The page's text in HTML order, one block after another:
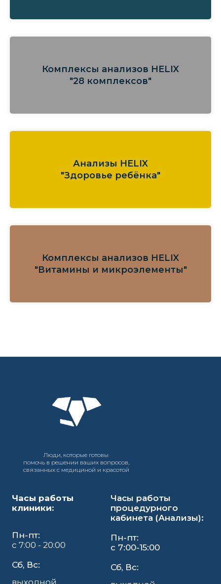
Комплексы анализов HELIX
"28 комплексов"
Анализы HELIX
"Здоровье ребёнка"
Комплексы анализов HELIX
"Витамины и микроэлементы"
Люди, которые готовы
помочь в решении ваших вопросов,
связанных с медициной и красотой
Часы работы
клиники:
Пн-пт:
с 7:00 - 20:00
Сб, Вс:
выходной
Часы работы
процедурного
кабинета (Анализы):
Пн-пт:
с 7:00-15:00
Сб, Вс: